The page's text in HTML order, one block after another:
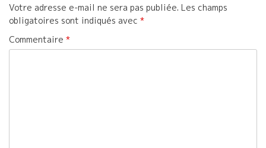
Votre adresse e-mail ne sera pas publiée. Les champs
obligatoires sont indiqués avec *
Commentaire *